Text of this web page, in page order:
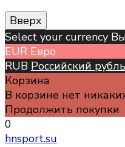
Вверх
Select your currency
EUR Евро
RUB Российский рубль
Корзина
В корзине нет
Продолжить покупки
0
hnsport.su